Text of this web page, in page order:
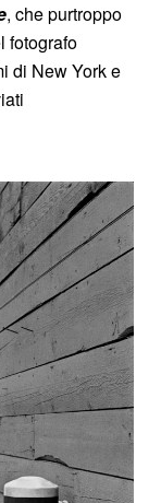
, che purtroppo
fotografo
di New York e